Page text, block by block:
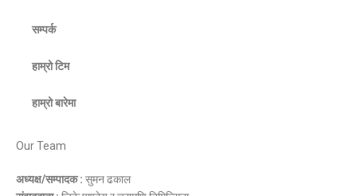
सम्पर्क
हाम्रो टिम
हाम्रो बारेमा
Our Team
अध्यक्ष/सम्पादक : सुमन ढकाल